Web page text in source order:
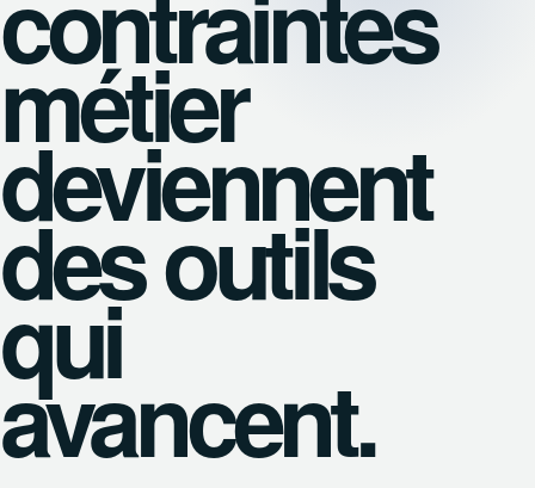
métier
deviennent
des outils
qui
avancent.